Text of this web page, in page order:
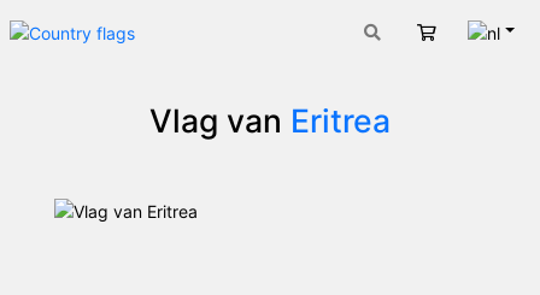
Winkelwagen
Vlag van Eritrea